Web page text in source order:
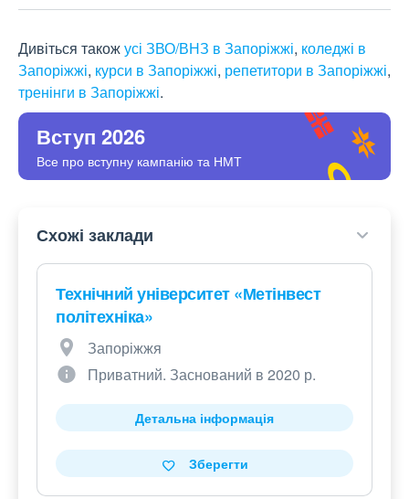
Дивіться такожусі ЗВО/ВНЗ в Запоріжжі, коледжі в
Запоріжжі, курси в Запоріжжі, репетитори в Запоріжжі,
тренінги в Запоріжжі.
Вступ 2026
Все про вступну кампанію та НМТ
Схожі заклади
Технічний університет «Метінвест
політехніка»
Запоріжжя
Приватний. Заснований в 2020 р.
Детальна інформація
Зберегти